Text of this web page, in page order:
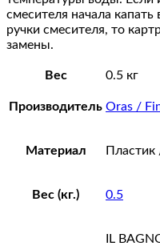
смесителя начала
ручки смесителя, то
замены.
Вес 0.5 кг
Производитель Oras /
Материал Пластик
Вес (кг.) 0.5
IL